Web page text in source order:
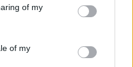
of my
of my
išgelbėti
vietoje